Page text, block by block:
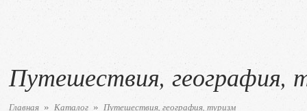
Путешествия, география,
Главная » Каталог » Путешествия, география, туризм